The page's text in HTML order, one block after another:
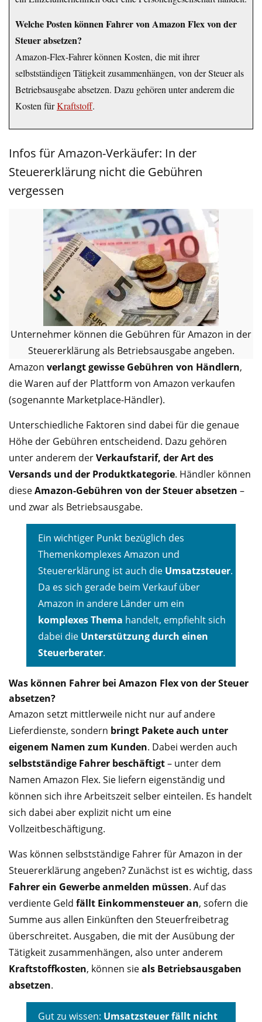
Welche Posten können Fahrer von Amazon Flex von der
Steuer absetzen?
Amazon-Flex-Fahrer können Kosten, die mit ihrer
selbstständigen Tätigkeit zusammenhängen, von der Steuer als
Betriebsausgabe absetzen. Dazu gehören unter anderem die
Kosten fürKraftstoff.
Infos für Amazon-Verkäufer: In der
Steuererklärung nicht die Gebühren
vergessen
Unternehmer können die Gebühren für Amazon in der
Steuererklärung als Betriebsausgabe angeben.
Amazon verlangtgewisse Gebühren von Händlern,
die Waren auf der Plattform von Amazon verkaufen
(sogenannte Marketplace-Händler).
Unterschiedliche Faktoren sind dabei für die genaue
Höhe der Gebühren entscheidend. Dazu gehören
unter anderem derVerkaufstarif, der Art des
Versands und der Produktkategorie. Händler können
dieseAmazon-Gebühren von der Steuer absetzen –
und zwar als Betriebsausgabe.
Ein wichtiger Punkt bezüglich des
Themenkomplexes Amazon und
Steuererklärung ist auch die Umsatzsteuer.
Da es sich gerade beim Verkauf über
Amazon in andere Länder um ein
komplexes Thema handelt, empfiehlt sich
dabei die Unterstützung durch einen
Steuerberater.
Was können Fahrer bei Amazon Flex von der Steuer
absetzen?
Amazon setzt mittlerweile nicht nur auf andere
Lieferdienste, sondern bringt Pakete auch unter
eigenem Namen zum Kunden. Dabei werden auch
selbstständige Fahrer beschäftigt– unter dem
Namen Amazon Flex. Sie liefern eigenständig und
können sich ihre Arbeitszeit selber einteilen. Es handelt
sich dabei aber explizit nicht um eine
Vollzeitbeschäftigung.
Was können selbstständige Fahrer für Amazon in der
Steuererklärung angeben? Zunächst ist es wichtig, dass
Fahrer ein Gewerbe anmelden müssen. Auf das
verdiente Geld fällt Einkommensteuer an, sofern die
Summe aus allen Einkünften den Steuerfreibetrag
überschreitet. Ausgaben, die mit der Ausübung der
Tätigkeit zusammenhängen, also unter anderem
Kraftstoffkosten, können sieals Betriebsausgaben
absetzen.
Gut zu wissen: Umsatzsteuer fällt nicht